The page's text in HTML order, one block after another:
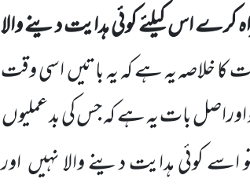
کرے اس کیلئے کوئی ہدایت دینے والا
یہ ہے کہ یہ باتیںاسی وقت
بات یہ ہے کہ جس کی بد عملیوں
اسے کوئی ہدایت دینے والانہیںاور